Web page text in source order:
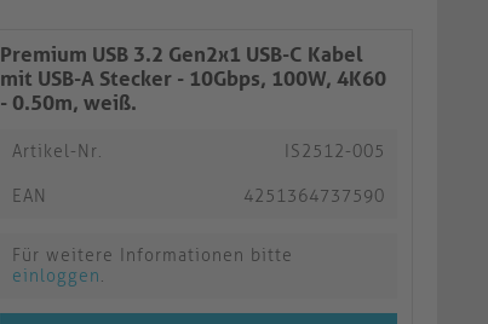
Premium USB 3.2 Gen2x1 USB-C Kabel
mit USB-A Stecker - 10Gbps, 100W, 4K60
- 0.50m, weiß.
Artikel-Nr. IS2512-005
EAN 4251364737590
Für weitere Informationen bitte
einloggen.